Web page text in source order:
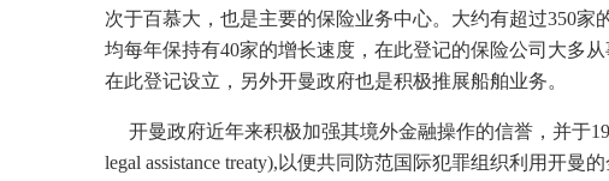
次于百慕大，也是主要的保险业务中心。大约有超过350
均每年保持有40家的增长速度，在此登记的保险公司大多
在此登记设立，另外开曼政府也是积极推展船舶业务。
开曼政府近年来积极加强其境外金融操作的信誉，并于
legal assistance treaty),以便共同防范国际犯罪组织利用开